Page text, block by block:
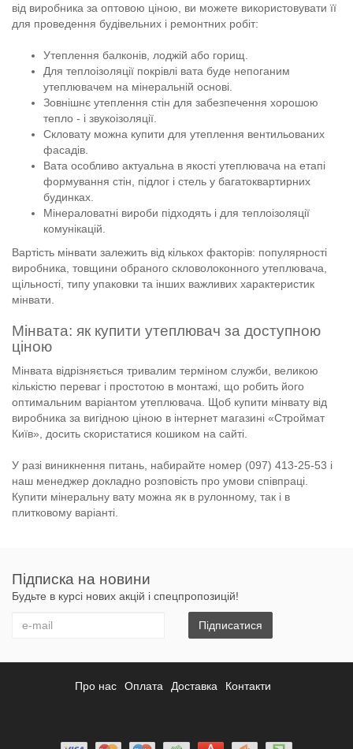
від виробника за оптовою ціною, ви можете використовувати її
для проведення будівельних і ремонтних робіт:
Утеплення балконів, лоджій або горищ.
Для теплоізоляції покрівлі вата буде непоганим
утеплювачем на мінеральній основі.
Зовнішнє утеплення стін для забезпечення хорошою
тепло - і звукоізоляції.
Скловату можна купити для утеплення вентильованих
фасадів.
Вата особливо актуальна в якості утеплювача на етапі
формування стін, підлог і стель у багатоквартирних
будинках.
Мінераловатні вироби підходять і для теплоізоляції
комунікацій.
Вартість мінвати залежить від кількох факторів: популярності
виробника, товщини обраного скловолоконного утеплювача,
щільності, типу упаковки та інших важливих характеристик
мінвати.
Мінвата: як купити утеплювач за доступною
ціною
Мінвата відрізняється тривалим терміном служби, великою
кількістю переваг і простотою в монтажі, що робить його
оптимальним варіантом утеплювача. Щоб купити мінвату від
виробника за вигідною ціною в інтернет магазині «Строймат
Київ», досить скористатися кошиком на сайті.
У разі виникнення питань, набирайте номер (097) 413-25-53 і
наш менеджер докладно розповість про умови співпраці.
Купити мінеральну вату можна як в рулонному, так і в
плитковому варіанті.
Підписка на новини
Будьте в курсі нових акцій і спецпропозицій!
Підписатися
Про нас Оплата Доставка Контакти